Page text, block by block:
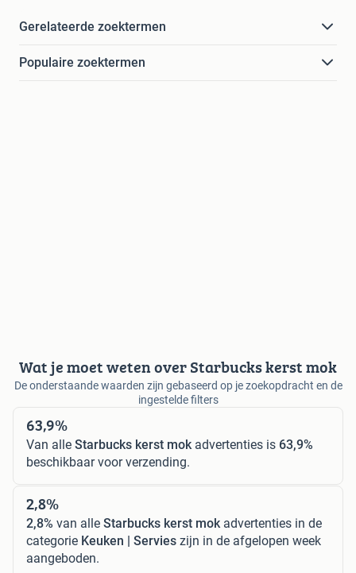
Gerelateerde zoektermen
Populaire zoektermen
Wat je moet weten over Starbucks kerst mok
De onderstaande waarden zijn gebaseerd op je zoekopdracht en de
ingestelde filters
63,9%
Van alle Starbucks kerst mokadvertenties is 63,9%
beschikbaar voor verzending.
2,8%
2,8% van alle Starbucks kerst mokadvertenties in de
categorie Keuken | Servies zijn in de afgelopen week
aangeboden.